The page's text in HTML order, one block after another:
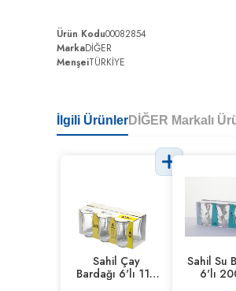
Ürün Kodu00082854
MarkaDİĞER
MenşeiTÜRKİYE
İlgili ÜrünlerDİĞER Markalı
Sahil Çay
Bardağı 6'lı 110
Sahil Su
6'lı